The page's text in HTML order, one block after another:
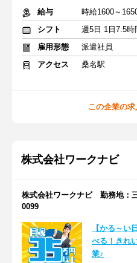
給与
時給1600～
シフト
週5日 1日7.5時
雇用形態
派遣社員
アクセス
桑名駅
この企業の
株式会社ワークナビ
株式会社ワークナビ 勤務地：
0099
【かる～い
べる！きれ
業♪